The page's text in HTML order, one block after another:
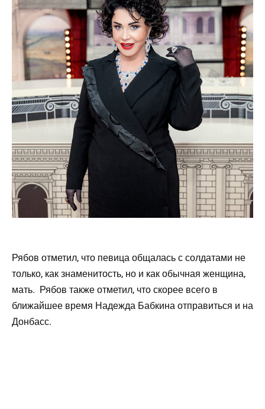
Рябов отметил, что певица общалась с солдатами не
только, как знаменитость, но и как обычная женщина,
мать. Рябов также отметил, что скорее всего в
ближайшее время Надежда Бабкина отправиться и на
Донбасс.